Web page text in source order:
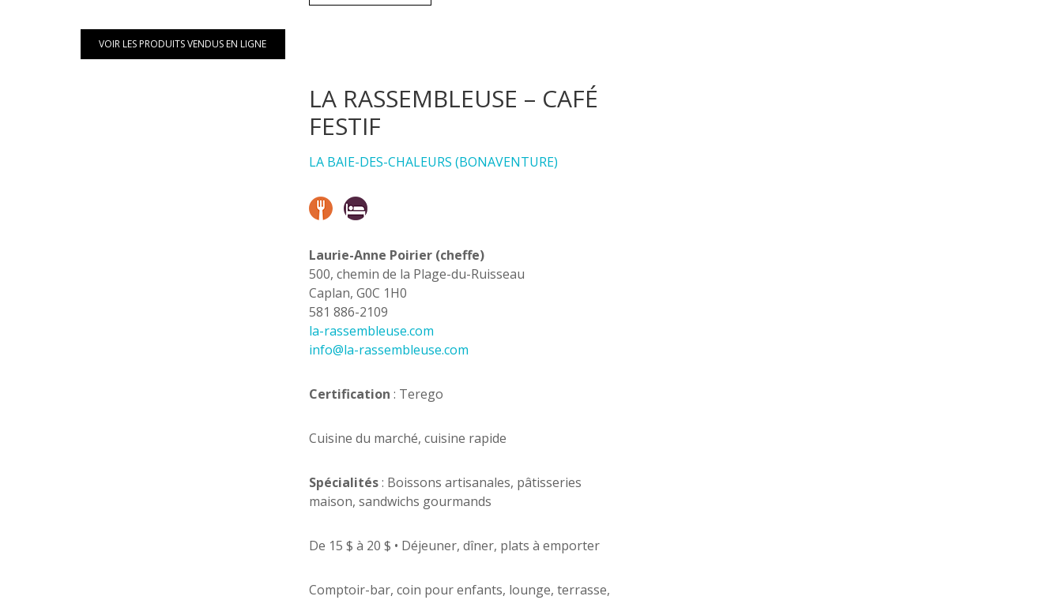
VOIR LES PRODUITS VENDUS EN LIGNE
LA RASSEMBLEUSE – CAFÉ
FESTIF
LA BAIE-DES-CHALEURS (BONAVENTURE)
Laurie-Anne Poirier (cheffe)
500, chemin de la Plage-du-Ruisseau
Caplan, G0C 1H0
581 886-2109
la-rassembleuse.com
info@la-rassembleuse.com
Certification : Terego
Cuisine du marché, cuisine rapide
Spécialités: Boissons artisanales, pâtisseries
maison, sandwichs gourmands
De 15 $ à 20 $ • Déjeuner, dîner, plats à emporter
Comptoir-bar, coin pour enfants, lounge, terrasse,